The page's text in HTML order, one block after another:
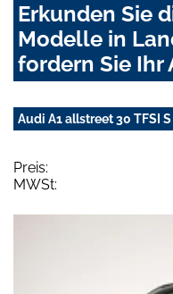
Erkunden Sie
Modelle in
fordern Sie Ihr
Audi A1 allstreet 30 TFSI
Preis:
MWSt: